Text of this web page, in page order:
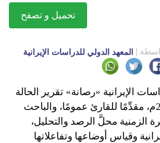
تحميل و تصفح
المعهد الدولي للدراسات الإيرانية
الإيرانية «رصانة» تقرير الحالة
الإيرانية لشهر أبريل 2024م، مقدِّمًا للقارئ عمومًا، والباحث
الزمنية محلَّ الرصد والتحليل،
وقياس أوضاعها وتفاعلاتها